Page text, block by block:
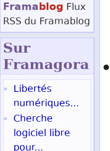
Framablog Flux
RSS du Framablog
Sur
Framagora
Libertés
numériques...
Cherche
logiciel libre